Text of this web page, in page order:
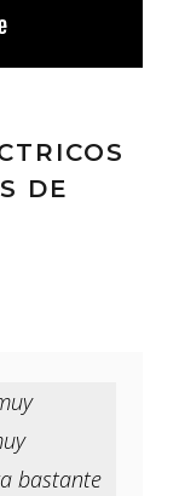
DE
bastante